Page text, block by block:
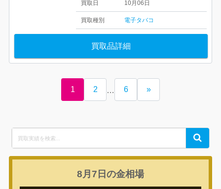
買取日 10月06日
買取種別 電子タバコ
買取品詳細
1 2 … 6 »
for:
Search
8月7日の金相場